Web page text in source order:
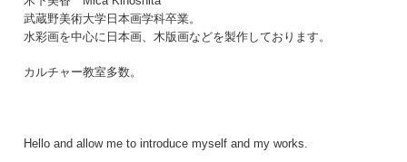
武蔵野美術大学日本画学科卒業。
水彩画を中心に日本画、木版画などを製作しております。
カルチャー教室多数。
Hello and allow me to introduce myself and my works.